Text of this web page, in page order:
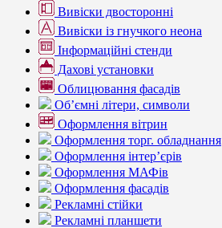
Вивіски двосторонні
Вивіски із гнучкого неона
Інформаційні стенди
Дахові установки
Облицювання фасадів
Об’ємні літери, символи
Оформлення вітрин
Оформлення торг. обладнання
Оформлення інтер’єрів
Оформлення МАФів
Оформлення фасадів
Рекламні стійки
Рекламні планшети